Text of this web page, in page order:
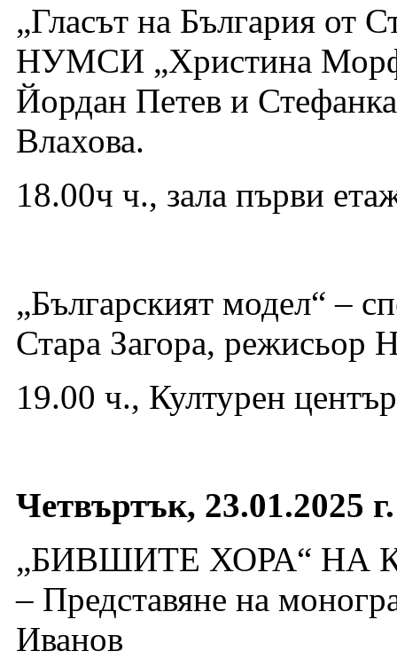
„Гласът на България от
НУМСИ „Христина
Йордан Петев и
Влахова.
18.00ч ч., зала първи
„Българският модел“ –
Стара Загора, режисьор
19.00 ч., Културен
Четвъртък, 23.01.2025 г.
„БИВШИТЕ ХОРА“ НА
– Представяне на
Иванов